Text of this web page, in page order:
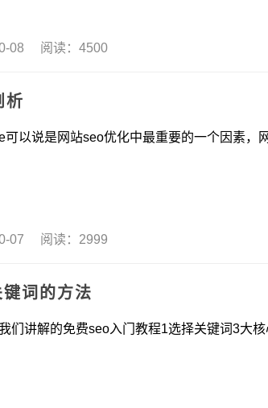
08 阅读：4500
析
说是网站seo优化中最重要的一个因素，
07 阅读：2999
词的方法
讲解的免费seo入门教程1选择关键词3大核